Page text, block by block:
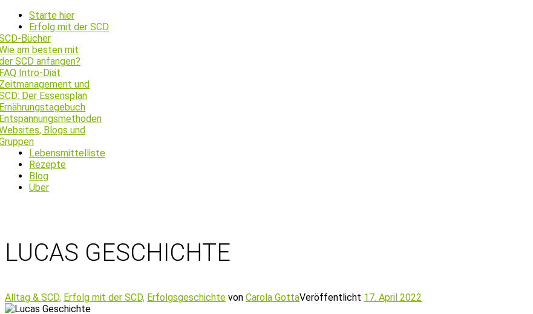
Starte hier
Erfolg mit der SCD
Bücher
am besten mit
SCD anfangen?
Intro-Diät
und
Der Essensplan
Blogs und
Lebensmittelliste
Rezepte
Blog
Über
LUCAS GESCHICHTE
Alltag & SCD, Erfolg mit der SCD, Erfolgsgeschichte von Carola GottaVeröffentlicht 17. April 2022